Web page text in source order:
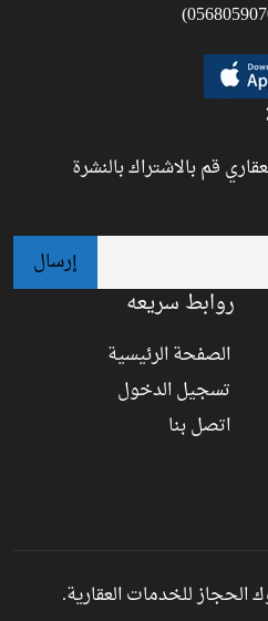
قم بالاشتراك بالنشرة
روابط سريعه
الصفحة الرئيسية
تسجيل الدخول
اتصل بنا